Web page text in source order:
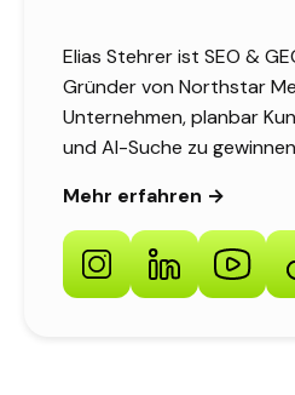
Elias Stehrer ist SEO &
Gründer von Northstar
Unternehmen, planbar
und AI-Suche zu
Mehr erfahren →